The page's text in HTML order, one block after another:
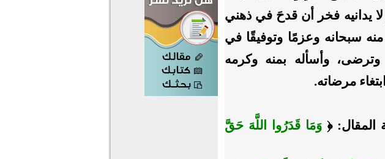
يدانيه فخر أن قدحَ في ذهني
سبحانه وعزمًا وتوفيقًا في
وترضى، وأسأله بمنه وكرمه
مرضاته.
المقال: ﴿وَمَا قَدَرُوا اللَّهَ حَقَّ